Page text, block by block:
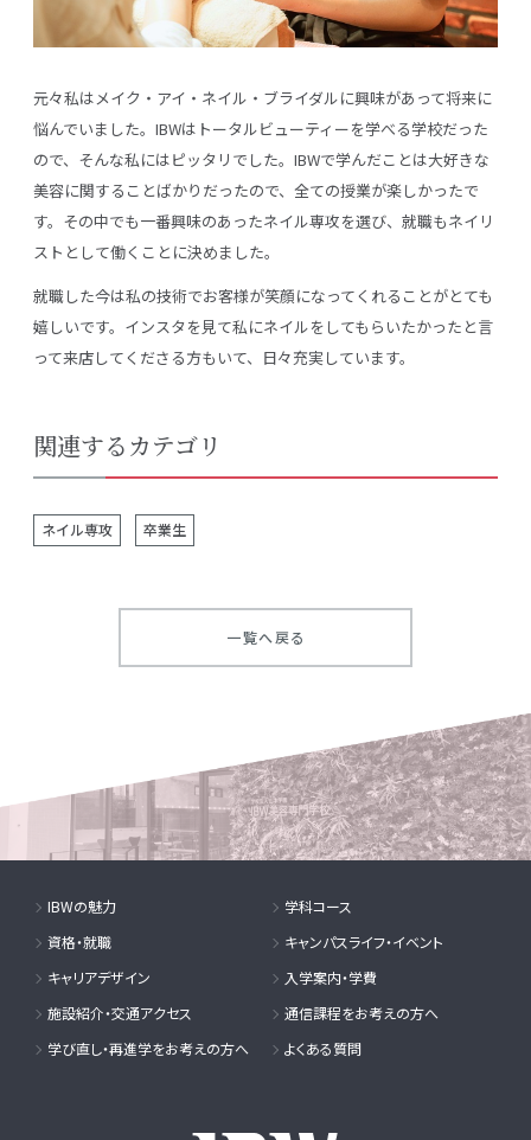
元々私はメイク・アイ・ネイル・ブライダルに興味があって将来に
悩んでいました。IBWはトータルビューティーを学べる学校だった
ので、そんな私にはピッタリでした。IBWで学んだことは大好きな
美容に関することばかりだったので、全ての授業が楽しかったで
す。その中でも一番興味のあったネイル専攻を選び、就職もネイリ
ストとして働くことに決めました。
就職した今は私の技術でお客様が笑顔になってくれることがとても
嬉しいです。インスタを見て私にネイルをしてもらいたかったと言
って来店してくださる方もいて、日々充実しています。
関連するカテゴリ
ネイル専攻 卒業生
一覧へ戻る
IBWの魅力
学科コース
資格・就職
キャンパスライフ・イベント
キャリアデザイン
入学案内・学費
施設紹介・交通アクセス
通信課程をお考えの方へ
学び直し・再進学をお考えの方へ
よくある質問